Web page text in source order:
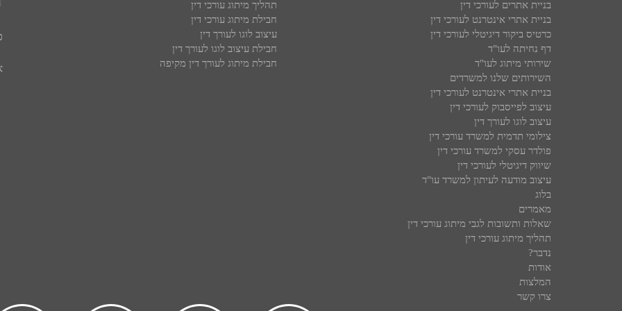
בניית אתרים לעורכי דין
בניית אתרי אינטרנט לעורכי דין
כרטיס ביקור דיגיטלי לעורכי דין
דף נחיתה לעו"ד
שירותי מיתוג לעו"ד
השירותים שלנו למשרדים
בניית אתרי אינטרנט לעורכי דין
עיצוב לפייסבוק לעורכי דין
עיצוב לוגו לעורך דין
צילומי תדמית למשרד עורכי דין
פולדר עסקי למשרד עורכי דין
שיווק דיגיטלי לעורכי דין
עיצוב מודעה לעיתון למשרד עו"ד
בלוג
מאמרים
שאלות ותשובות לגבי מיתוג עורכי דין
תהליך מיתוג עורכי דין
נדבר?
אודות
המלצות
צרו קשר
תהליך מיתוג עורכי דין
חבילת מיתוג עורכי דין
עיצוב לוגו לעורך דין
חבילת עיצוב לוגו לעורך דין
חבילת מיתוג לעורך דין מקיפה